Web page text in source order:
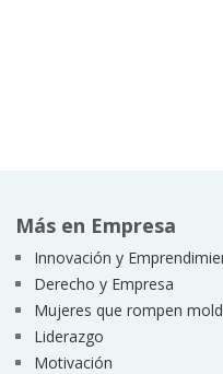
Más en Empresa
Innovación y
Derecho y Empresa
Mujeres que rompen
Liderazgo
Motivación